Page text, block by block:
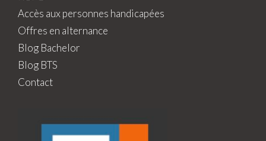
Accès aux personnes handicapées
Offres en alternance
Blog Bachelor
Blog BTS
Contact